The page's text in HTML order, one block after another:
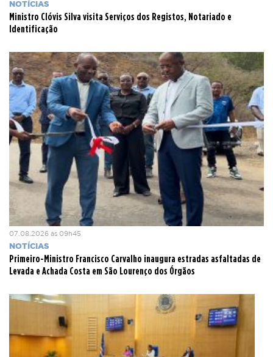
NOTÍCIAS
Ministro Clóvis Silva visita Serviços dos Registos, Notariado e
Identificação
07.08.2026 às 09h45
NOTÍCIAS
Primeiro-Ministro Francisco Carvalho inaugura estradas asfaltadas de
Levada e Achada Costa em São Lourenço dos Órgãos